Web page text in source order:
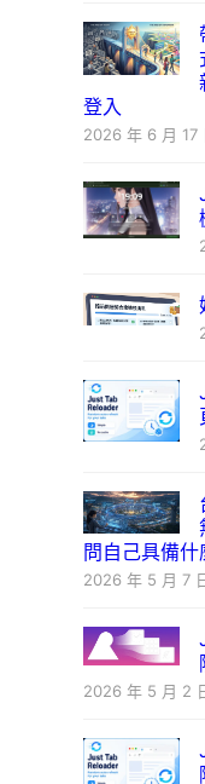
登入
2026 年 6 月 17
問自己具備什
2026 年 5 月 7
2026 年 5 月 2